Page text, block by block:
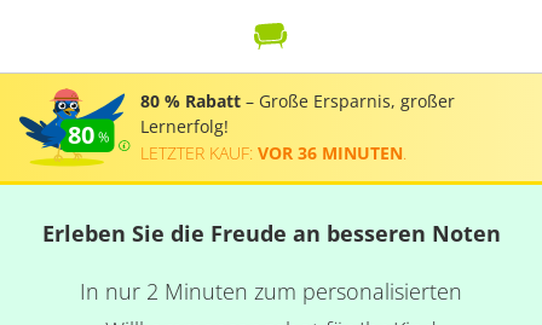
80
80 % Rabatt – Große Ersparnis, großer
Lernerfolg!
LETZTER KAUF: VOR 36 MINUTEN
Erleben Sie die Freude an besseren Noten
In nur 2 Minuten zum personalisierten